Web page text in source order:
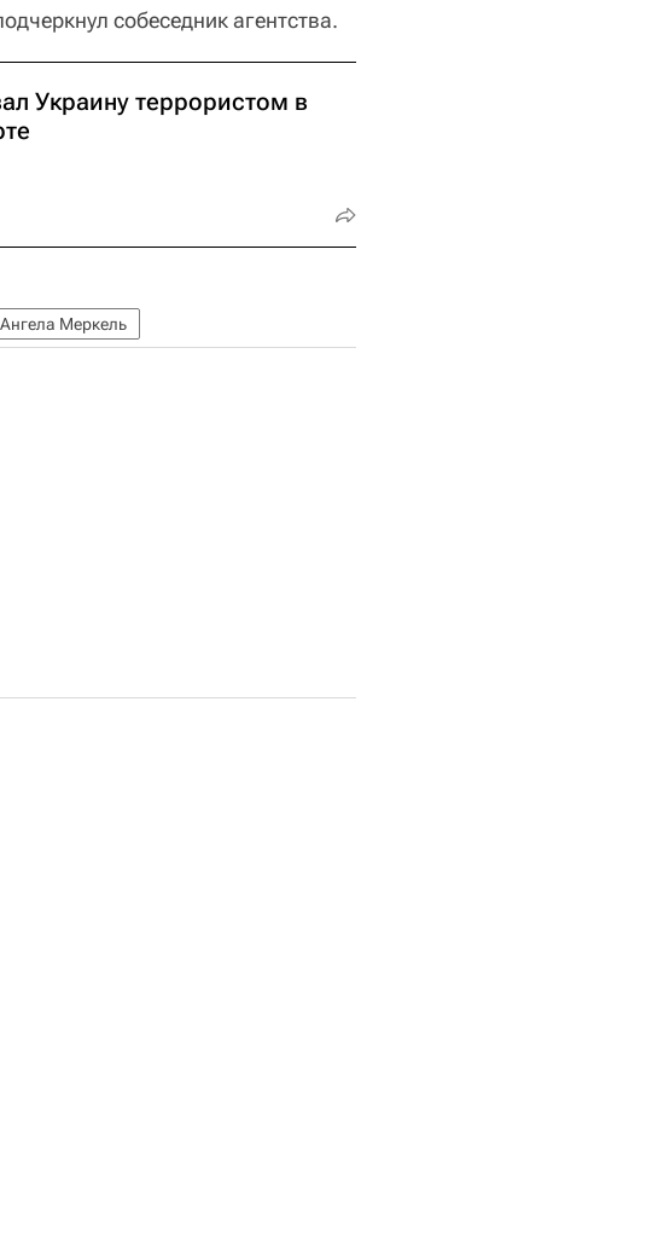
собеседник агентства.
Украину террористом в
Ангела Меркель